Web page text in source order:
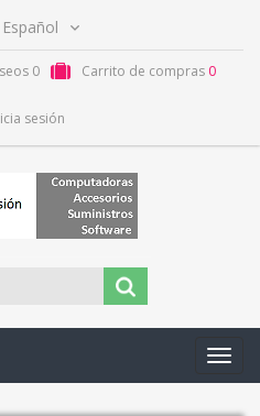
0 Carrito de compras 0
sesión